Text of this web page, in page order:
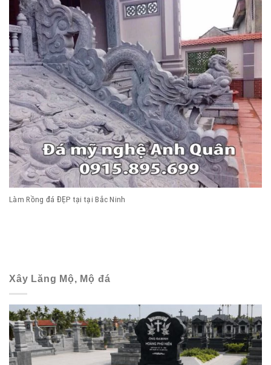
Làm Rồng đá ĐẸP tại tại Bắc Ninh
Xây Lăng Mộ, Mộ đá